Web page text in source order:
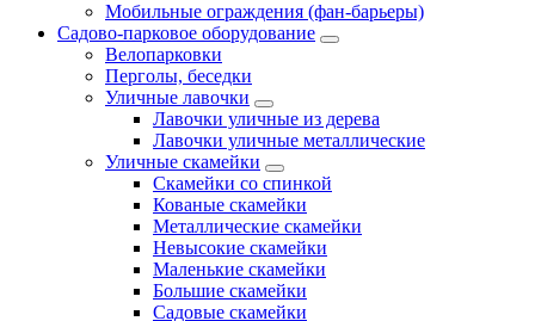
Мобильные ограждения (фан-барьеры)
Садово-парковое оборудование
Велопарковки
Перголы, беседки
Уличные лавочки
Лавочки уличные из дерева
Лавочки уличные металлические
Уличные скамейки
Скамейки со спинкой
Кованые скамейки
Металлические скамейки
Невысокие скамейки
Маленькие скамейки
Большие скамейки
Садовые скамейки